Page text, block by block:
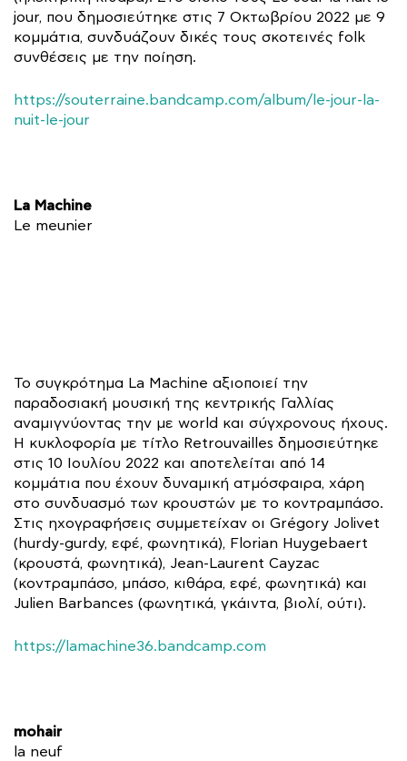
jour, που δημοσιεύτηκε στις 7 Οκτωβρίου 2022 με 9
κομμάτια, συνδυάζουν δικές τους σκοτεινές folk
συνθέσεις με την ποίηση.
https://souterraine.bandcamp.com/album/le-jour-la-
nuit-le-jour
La Machine
Le meunier
Το συγκρότημα La Machine αξιοποιεί την
παραδοσιακή μουσική της κεντρικής Γαλλίας
αναμιγνύοντας την με world και σύγχρονους ήχους.
Η κυκλοφορία με τίτλο Retrouvailles δημοσιεύτηκε
στις 10 Ιουλίου 2022 και αποτελείται από 14
κομμάτια που έχουν δυναμική ατμόσφαιρα, χάρη
στο συνδυασμό των κρουστών με το κοντραμπάσο.
Στις ηχογραφήσεις συμμετείχαν οι Grégory Jolivet
(hurdy-gurdy, εφέ, φωνητικά), Florian Huygebaert
(κρουστά, φωνητικά), Jean-Laurent Cayzac
(κοντραμπάσο, μπάσο, κιθάρα, εφέ, φωνητικά) και
Julien Barbances (φωνητικά, γκάιντα, βιολί, ούτι).
https://lamachine36.bandcamp.com
mohair
la neuf